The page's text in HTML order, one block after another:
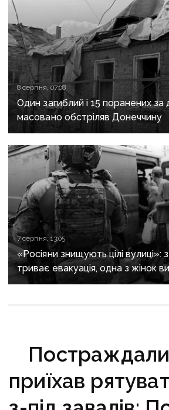
8 серпня, 07:08
Один загиблий і 15 поранених за
масовано обстріляв Донеччину
7 серпня, 13:05
«Росіяни знищують цілі вулиці»:
триває евакуація, одна з жінок
після загибелі чоловіка
Постраждали
приїхав